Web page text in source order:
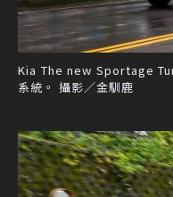
Kia The new Sportage
系統。 攝影／金馴鹿